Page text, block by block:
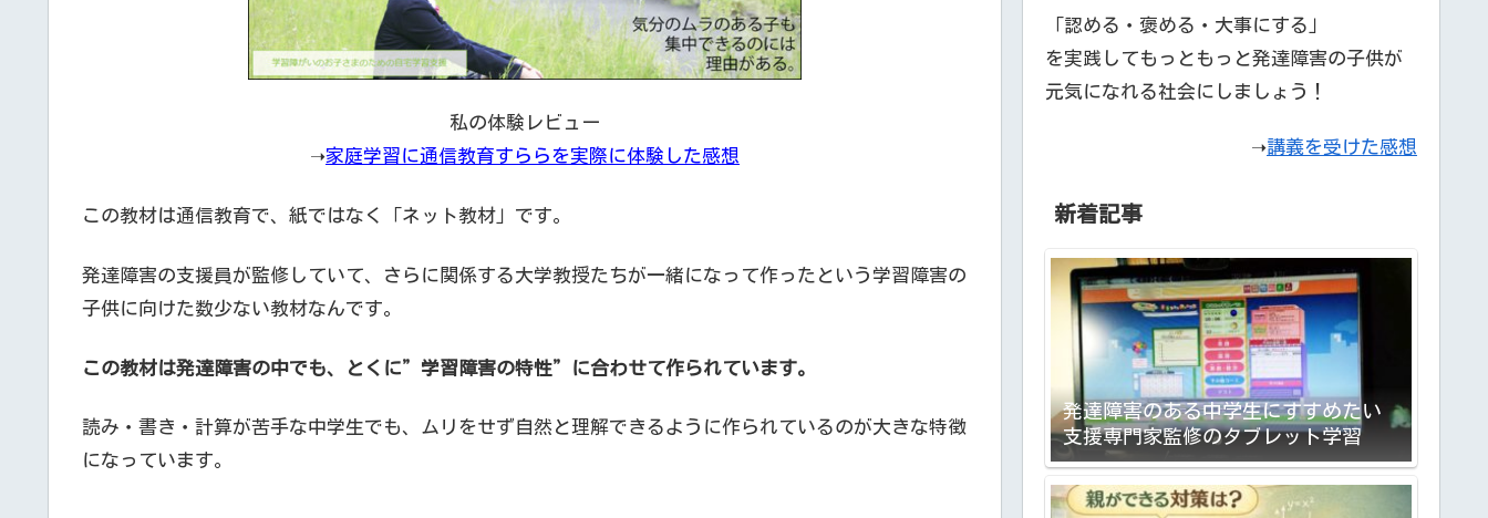
私の体験レビュー
➝家庭学習に通信教育すららを実際に体験した感想
この教材は通信教育で、紙ではなく「ネット教材」です。
発達障害の支援員が監修していて、さらに関係する大学教授たちが一緒になって作ったという学習障害の
子供に向けた数少ない教材なんです。
この教材は発達障害の中でも、とくに”学習障害の特性”に合わせて作られています。
読み・書き・計算が苦手な中学生でも、ムリをせず自然と理解できるように作られているのが大きな特徴
になっています。
「認める・褒める・大事にする」
を実践してもっともっと発達障害の子供が
元気になれる社会にしましょう！
➝講義を受けた感想
新着記事
発達障害のある中学生にすすめたい
支援専門家監修のタブレット学習